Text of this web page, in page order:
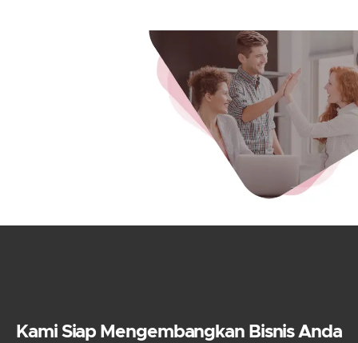
Kami Siap Mengembangkan Bisnis Anda